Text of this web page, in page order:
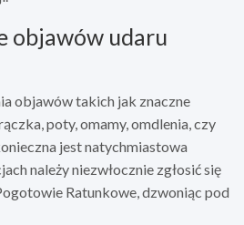
objawów udaru
objawów takich jak znaczne
poty, omamy, omdlenia, czy
jest natychmiastowa
należy niezwłocznie zgłosić się
Ratunkowe, dzwoniąc pod